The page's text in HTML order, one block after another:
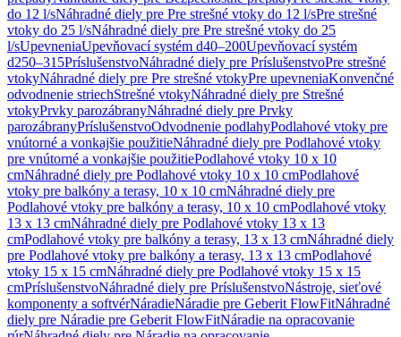
do 12 l/sNáhradné diely pre Pre strešné vtoky do 12 l/sPre strešné
vtoky do 25 l/sNáhradné diely pre Pre strešné vtoky do 25
l/sUpevneniaUpevňovací systém d40–200Upevňovací systém
d250–315PríslušenstvoNáhradné diely pre PríslušenstvoPre strešné
vtokyNáhradné diely pre Pre strešné vtokyPre upevneniaKonvenčné
odvodnenie striechStrešné vtokyNáhradné diely pre Strešné
vtokyPrvky parozábranyNáhradné diely pre Prvky
parozábranyPríslušenstvoOdvodnenie podlahyPodlahové vtoky pre
vnútorné a vonkajšie použitieNáhradné diely pre Podlahové vtoky
pre vnútorné a vonkajšie použitiePodlahové vtoky 10 x 10
cmNáhradné diely pre Podlahové vtoky 10 x 10 cmPodlahové
vtoky pre balkóny a terasy, 10 x 10 cmNáhradné diely pre
Podlahové vtoky pre balkóny a terasy, 10 x 10 cmPodlahové vtoky
13 x 13 cmNáhradné diely pre Podlahové vtoky 13 x 13
cmPodlahové vtoky pre balkóny a terasy, 13 x 13 cmNáhradné diely
pre Podlahové vtoky pre balkóny a terasy, 13 x 13 cmPodlahové
vtoky 15 x 15 cmNáhradné diely pre Podlahové vtoky 15 x 15
cmPríslušenstvoNáhradné diely pre PríslušenstvoNástroje, sieťové
komponenty a softvérNáradieNáradie pre Geberit FlowFitNáhradné
diely pre Náradie pre Geberit FlowFitNáradie na opracovanie